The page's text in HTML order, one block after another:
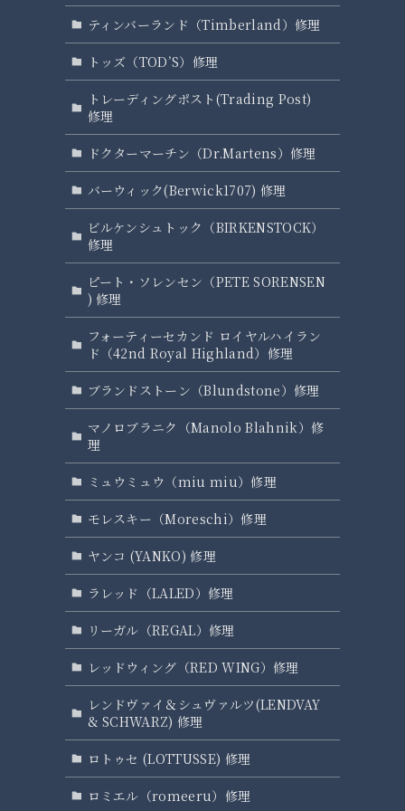
ティンバーランド（Timberland）修理
トッズ（TOD’S）修理
トレーディングポスト(Trading Post)
修理
ドクターマーチン（Dr.Martens）修理
バーウィック(Berwick1707) 修理
ビルケンシュトック（BIRKENSTOCK）
修理
ピート・ソレンセン（PETE SORENSEN
) 修理
フォーティーセカンド ロイヤルハイラン
ド（42nd Royal Highland）修理
ブランドストーン（Blundstone）修理
マノロブラニク（Manolo Blahnik）修
理
ミュウミュウ（miu miu）修理
モレスキー（Moreschi）修理
ヤンコ (YANKO) 修理
ラレッド（LALED）修理
リーガル（REGAL）修理
レッドウィング（RED WING）修理
レンドヴァイ＆シュヴァルツ(LENDVAY
& SCHWARZ) 修理
ロトゥセ (LOTTUSSE) 修理
ロミエル（romeeru）修理